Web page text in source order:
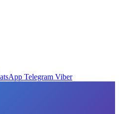
Telegram Viber